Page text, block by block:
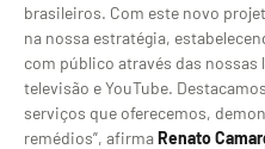
brasileiros. Com este novo
na nossa estratégia,
com público através das
televisão e YouTube.
serviços que oferecemos,
remédios”, afirmaRenato